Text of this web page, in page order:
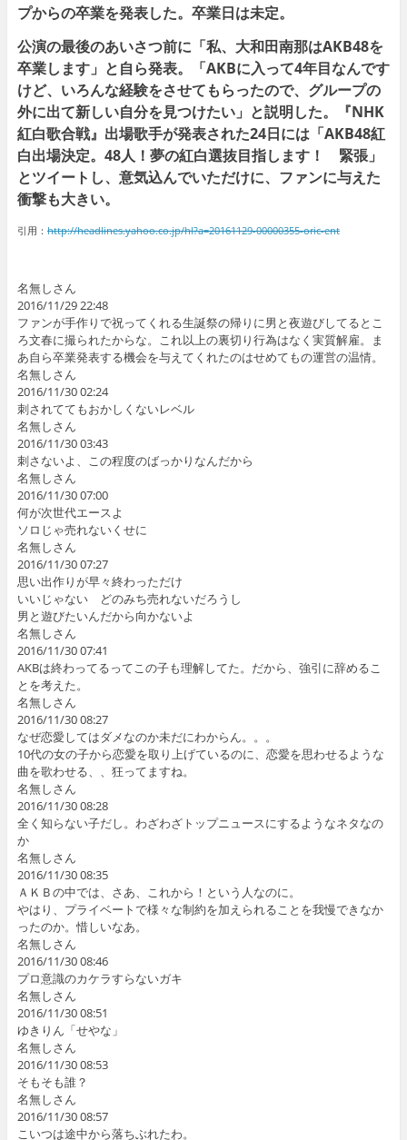
プからの卒業を発表した。卒業日は未定。
公演の最後のあいさつ前に「私、大和田南那はAKB48を
卒業します」と自ら発表。「AKBに入って4年目なんです
けど、いろんな経験をさせてもらったので、グループの
外に出て新しい自分を見つけたい」と説明した。『NHK
紅白歌合戦』出場歌手が発表された24日には「AKB48紅
白出場決定。48人！夢の紅白選抜目指します！ 緊張」
とツイートし、意気込んでいただけに、ファンに与えた
衝撃も大きい。
引用： http://headlines.yahoo.co.jp/hl?a=20161129-00000355-oric-ent
名無しさん
2016/11/29 22:48
ファンが手作りで祝ってくれる生誕祭の帰りに男と夜遊びしてるとこ
ろ文春に撮られたからな。これ以上の裏切り行為はなく実質解雇。ま
あ自ら卒業発表する機会を与えてくれたのはせめてもの運営の温情。
名無しさん
2016/11/30 02:24
刺されててもおかしくないレベル
名無しさん
2016/11/30 03:43
刺さないよ、この程度のばっかりなんだから
名無しさん
2016/11/30 07:00
何が次世代エースよ
ソロじゃ売れないくせに
名無しさん
2016/11/30 07:27
思い出作りが早々終わっただけ
いいじゃない どのみち売れないだろうし
男と遊びたいんだから向かないよ
名無しさん
2016/11/30 07:41
AKBは終わってるってこの子も理解してた。だから、強引に辞めるこ
とを考えた。
名無しさん
2016/11/30 08:27
なぜ恋愛してはダメなのか未だにわからん。。。
10代の女の子から恋愛を取り上げているのに、恋愛を思わせるような
曲を歌わせる、、狂ってますね。
名無しさん
2016/11/30 08:28
全く知らない子だし。わざわざトップニュースにするようなネタなの
か
名無しさん
2016/11/30 08:35
ＡＫＢの中では、さあ、これから！という人なのに。
やはり、プライベートで様々な制約を加えられることを我慢できなか
ったのか。惜しいなあ。
名無しさん
2016/11/30 08:46
プロ意識のカケラすらないガキ
名無しさん
2016/11/30 08:51
ゆきりん「せやな」
名無しさん
2016/11/30 08:53
そもそも誰？
名無しさん
2016/11/30 08:57
こいつは途中から落ちぶれたわ。